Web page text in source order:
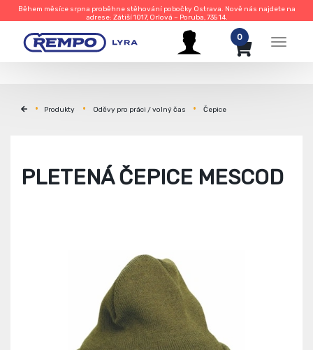
Během měsíce srpna proběhne stěhování pobočky Ostrava. Nově nás najdete na
adrese: Zátiší 1017, Orlová – Poruba, 735 14.
Menu
0
Produkty Oděvy pro práci / volný čas Čepice
PLETENÁ ČEPICE MESCOD